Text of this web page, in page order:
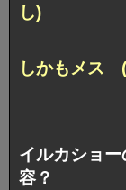
し)
しかもメス
イルカショ
容？